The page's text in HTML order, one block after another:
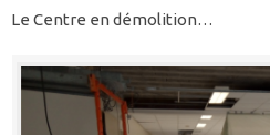
Le Centre en démolition…